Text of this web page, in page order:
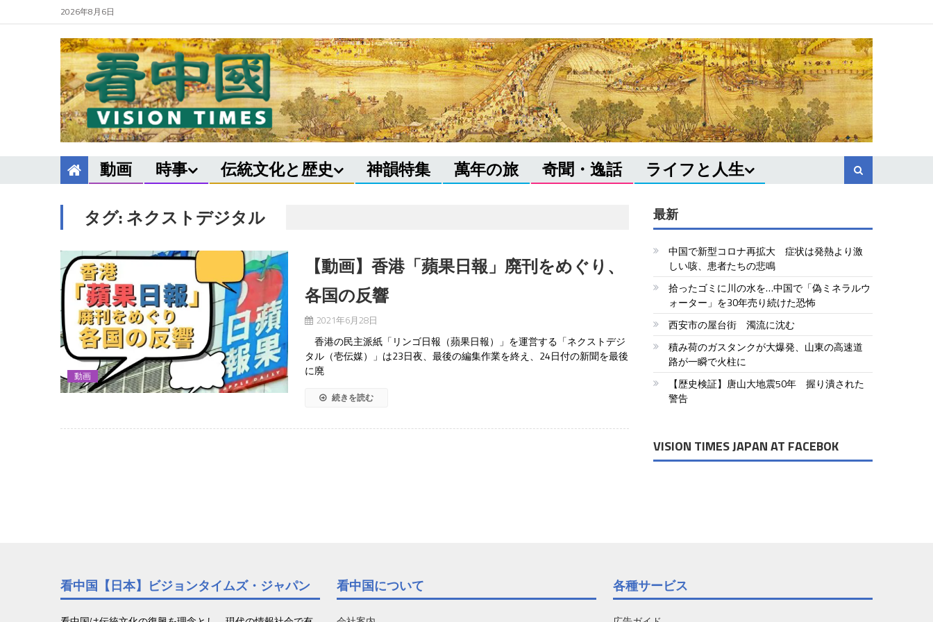
2026年8月6日
動画 時事 伝統文化と歴史 神韻特集 萬年の旅 奇聞・逸話 ライフと人生
タグ:ネクストデジタル
動画
【動画】香港「蘋果日報」廃刊をめぐり、
各国の反響
2021年6月28日
香港の民主派紙「リンゴ日報（蘋果日報）」を運営する「ネクストデジ
タル（壱伝媒）」は23日夜、最後の編集作業を終え、24日付の新聞を最後
に廃
続きを読む
最新
中国で新型コロナ再拡大 症状は発熱より激
しい咳、患者たちの悲鳴
拾ったゴミに川の水を…中国で「偽ミネラルウ
ォーター」を30年売り続けた恐怖
西安市の屋台街 濁流に沈む
積み荷のガスタンクが大爆発、山東の高速道
路が一瞬で火柱に
【歴史検証】唐山大地震50年 握り潰された
警告
VISION TIMES JAPAN AT FACEBOK
看中国【日本】ビジョンタイムズ・ジャパン 看中国について 各種サービス